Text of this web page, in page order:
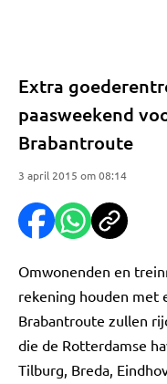
Extra
paasweekend
Brabantroute
3 april 2015 om 08:14
Omwonenden en
rekening houden met
Brabantroute zullen
die de Rotterdamse
Tilburg, Breda,